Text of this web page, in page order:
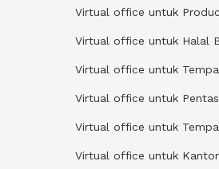
Virtual office untuk
Virtual office untuk Halal
Virtual office untuk
Virtual office untuk
Virtual office untuk
Virtual office untuk